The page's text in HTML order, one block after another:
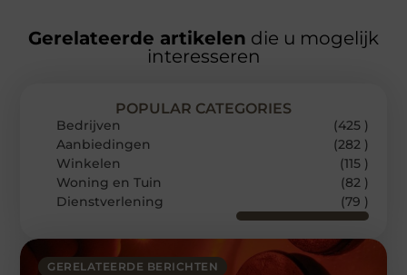
Gerelateerde artikelen die u mogelijk
interesseren
GERELATEERDE BERICHTEN
POPULAR CATEGORIES
Bedrijven
(425 )
Aanbiedingen
(282 )
Winkelen
(115 )
Woning en Tuin
(82 )
Dienstverlening
(79 )